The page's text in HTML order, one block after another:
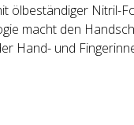
ölbeständiger Nitril-
macht den
Hand- und